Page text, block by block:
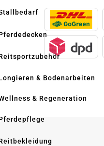
& Bodenarbeiten
& Regeneration